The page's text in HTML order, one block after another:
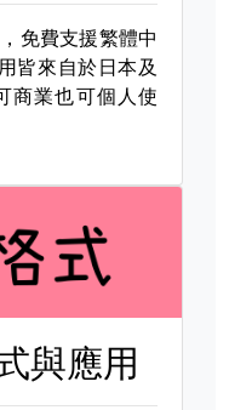
免費支援繁體中
皆來自於日本及
商業也可個人使
與應用